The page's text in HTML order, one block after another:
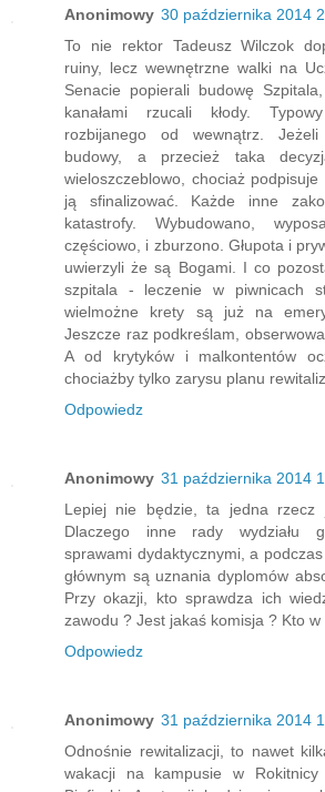
Anonimowy 30 października 2014
To nie rektor Tadeusz Wilczok
ruiny, lecz wewnętrzne walki na
Senacie popierali budowę
kanałami rzucali kłody.
rozbijanego od wewnątrz.
budowy, a przecież taka
wieloszczeblowo, chociaż
ją sfinalizować. Każde inne
katastrofy. Wybudowano,
częściowo, i zburzono. Głupota i
uwierzyli że są Bogami. I co
szpitala - leczenie w piwnicach
wielmożne krety są już na
Jeszcze raz podkreślam,
A od krytyków i malkontentów
chociażby tylko zarysu planu
Odpowiedz
Anonimowy 31 października 2014
Lepiej nie będzie, ta jedna rzecz
Dlaczego inne rady wydziału
sprawami dydaktycznymi, a
głównym są uznania dyplomów
Przy okazji, kto sprawdza ich
zawodu ? Jest jakaś komisja ? Kto w
Odpowiedz
Anonimowy 31 października 2014
Odnośnie rewitalizacji, to nawet
wakacji na kampusie w Rokitnicy